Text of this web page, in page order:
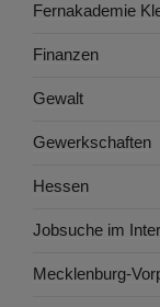
Fernakademie
Finanzen
Gewalt
Gewerkschaften
Hessen
Jobsuche im
Mecklenburg-